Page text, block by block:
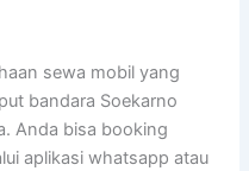
sewa mobil yang
bandara Soekarno
Anda bisa booking
aplikasi whatsapp atau